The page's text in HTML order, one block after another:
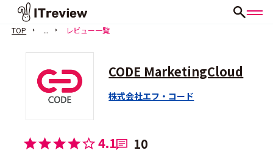
TOP ... レビュー一覧
CODE MarketingCloud
株式会社エフ・コード
4.1 10